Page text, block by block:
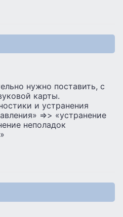
нужно поставить, с
карты.
и устранения
=>> «устранение
неполадок